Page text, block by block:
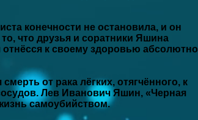
конечности не остановила, и он
что друзья и соратники Яшина
к своему здоровью абсолютно
от рака лёгких, отягчённого, к
Лев Иванович Яшин, «Черная
самоубийством.